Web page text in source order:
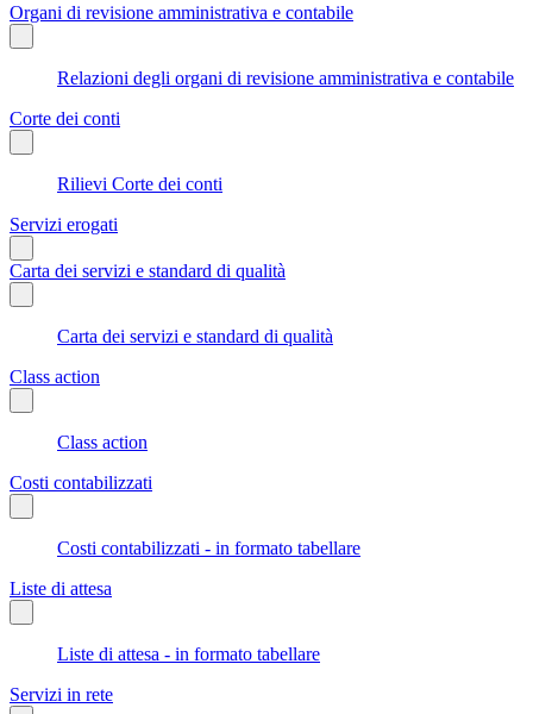
Organi di revisione amministrativa e contabile
Relazioni degli organi di revisione amministrativa e contabile
Corte dei conti
Rilievi Corte dei conti
Servizi erogati
Carta dei servizi e standard di qualità
Carta dei servizi e standard di qualità
Class action
Class action
Costi contabilizzati
Costi contabilizzati - in formato tabellare
Liste di attesa
Liste di attesa - in formato tabellare
Servizi in rete